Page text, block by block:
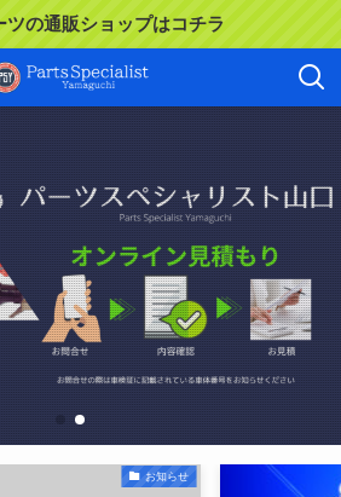
ツの通販ショップはコチラ
お問合せはコチラ
お問合せはコチラ
お知らせ